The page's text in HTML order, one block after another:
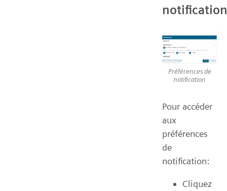
notification
Préférences de
notification
Pour accéder
aux
préférences
de
notification:
Cliquez